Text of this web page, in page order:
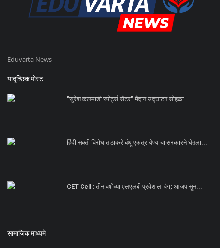
Eduvarta News
यादृच्छिक पोस्ट
"सुरेश कलमाडी स्पोर्ट्स सेंटर" मैदान उद्घाटन सोहळा
हिंदी सक्ती विरोधात ठाकरे बंधू एकत्र येण्याचा सरकारने घेतला...
CET Cell : तीन वर्षांच्या एलएलबी प्रवेशाला वेग; आजपासून...
सामाजिक माध्यमे